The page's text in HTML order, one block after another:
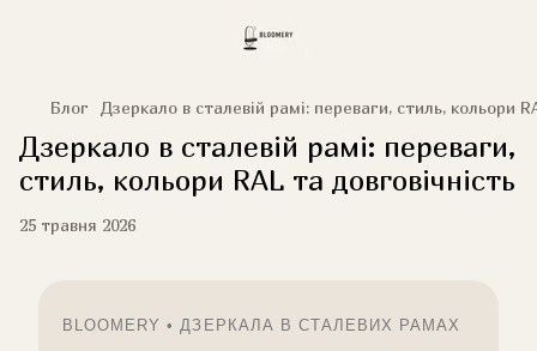
Блог Дзеркало в сталевій рамі: переваги, стиль, кольори
Дзеркало в сталевій рамі: переваги,
стиль, кольори RAL та довговічність
25 травня 2026
BLOOMERY • ДЗЕРКАЛА В СТАЛЕВИХ РАМАХ